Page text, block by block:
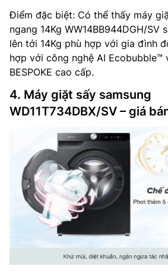
Điểm đặc biệt: Có thể thấy máy
ngang 14Kg WW14BB944DGH/SV
lên tới 14Kg phù hợp với gia đình
hợp với công nghệ AI Ecobubble™
BESPOKE cao cấp.
4. Máy giặt sấy samsung
WD11T734DBX/SV – giá